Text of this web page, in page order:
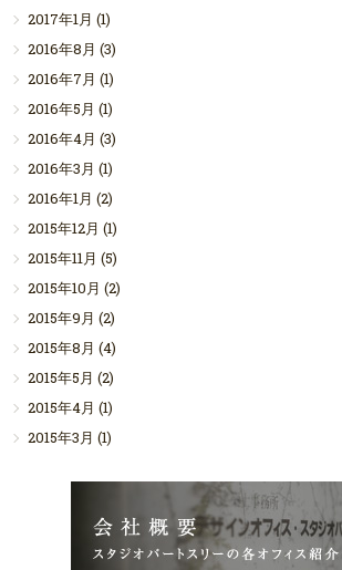
2017年1月 (1)
2016年8月 (3)
2016年7月 (1)
2016年5月 (1)
2016年4月 (3)
2016年3月 (1)
2016年1月 (2)
2015年12月 (1)
2015年11月 (5)
2015年10月 (2)
2015年9月 (2)
2015年8月 (4)
2015年5月 (2)
2015年4月 (1)
2015年3月 (1)